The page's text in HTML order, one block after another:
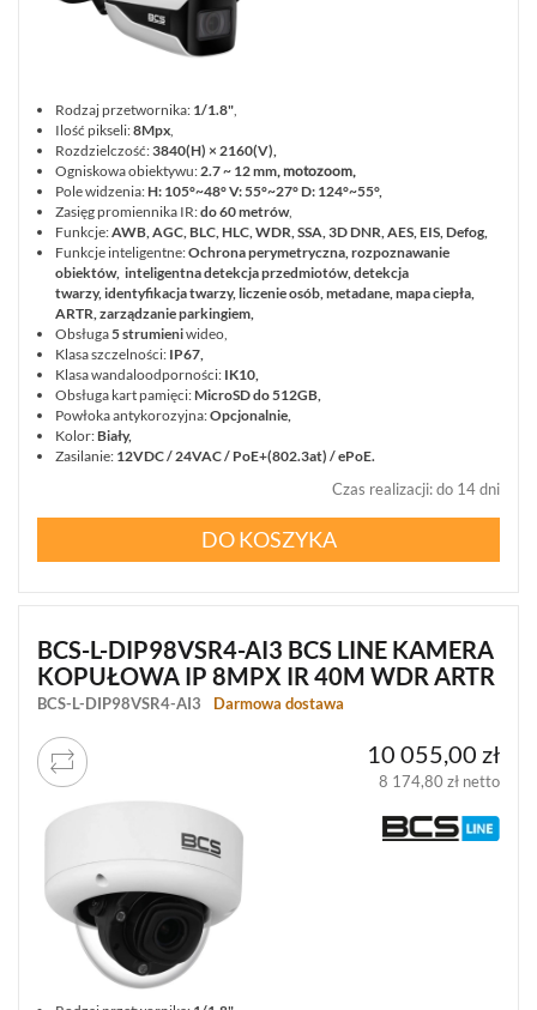
Rodzaj przetwornika: 1/1.8",
Ilość pikseli:8Mpx,
Rozdzielczość:3840(H) × 2160(V),
Ogniskowa obiektywu:2.7 ~ 12 mm, motozoom,
Pole widzenia:H: 105°~48° V: 55°~27° D: 124°~55°,
Zasięg promiennika IR:do 60 metrów,
Funkcje:AWB, AGC, BLC, HLC, WDR, SSA, 3D DNR, AES, EIS, Defog,
Funkcje inteligentne:Ochrona perymetryczna, rozpoznawanie
obiektów, inteligentna detekcja przedmiotów, detekcja
twarzy, identyfikacja twarzy, liczenie osób, metadane, mapa ciepła,
ARTR, zarządzanie parkingiem,
Obsługa5 strumieniwideo,
Klasa szczelności: IP67,
Klasa wandaloodporności: IK10,
Obsługa kart pamięci:MicroSD do 512GB,
Powłoka antykorozyjna:Opcjonalnie,
Kolor:Biały,
Zasilanie: 12VDC / 24VAC / PoE+(802.3at) / ePoE.
Czas realizacji:do 14 dni
DO KOSZYKA
BCS-L-DIP98VSR4-AI3 BCS LINE KAMERA
KOPUŁOWA IP 8MPX IR 40M WDR ARTR
BCS-L-DIP98VSR4-AI3 Darmowa dostawa
10 055,00 zł
8 174,80 zł netto